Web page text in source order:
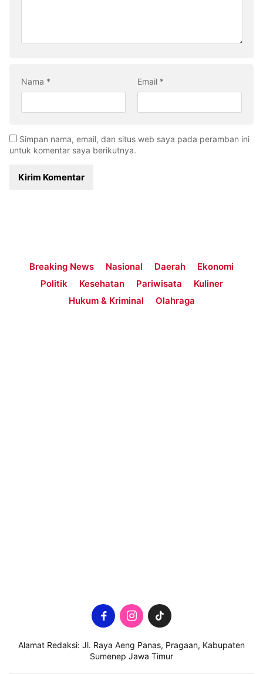
Nama * Email *
Simpan nama, email, dan situs web saya pada peramban ini
untuk komentar saya berikutnya.
Breaking News Nasional Daerah
Ekonomi
Politik
Kesehatan Pariwisata
Kuliner
Hukum & Kriminal
Olahraga
Alamat Redaksi: Jl. Raya Aeng Panas, Pragaan, Kabupaten
Sumenep Jawa Timur